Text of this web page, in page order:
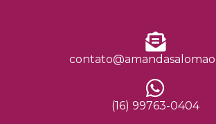
(16) 99763-0404